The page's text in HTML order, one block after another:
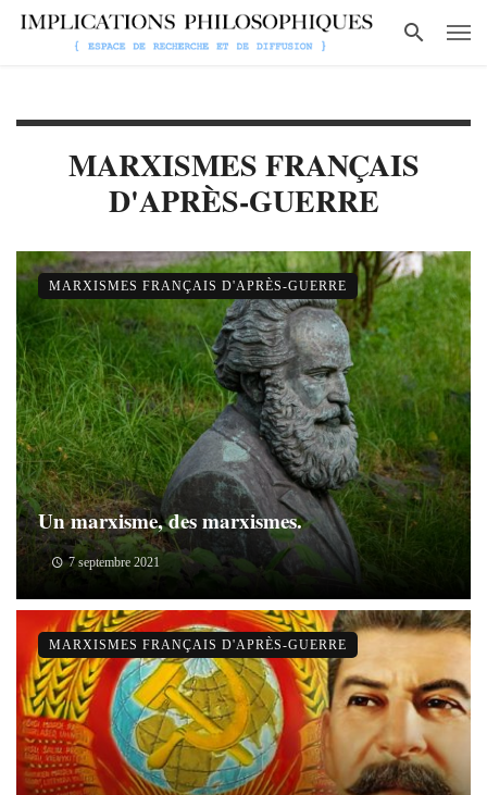
MARXISMES FRANÇAIS
D'APRÈS-GUERRE
Un marxisme, des marxismes.
7 septembre 2021
MARXISMES FRANÇAIS D'APRÈS-GUERRE
MARXISMES FRANÇAIS D'APRÈS-GUERRE